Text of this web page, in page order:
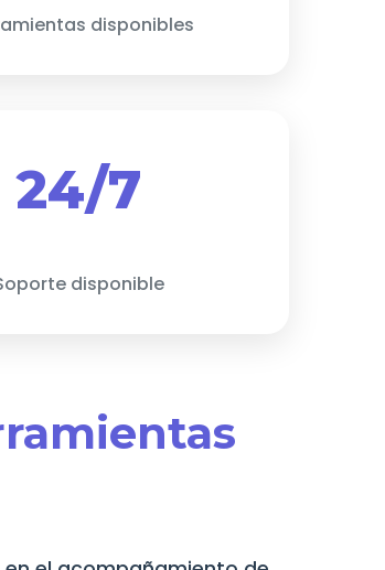
disponibles
24/7
disponible